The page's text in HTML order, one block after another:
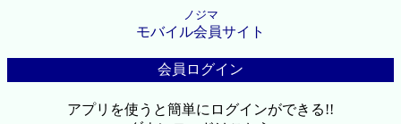
ノジマ
モバイル会員サイト
会員ログイン
アプリを使うと簡単にログインができる!!